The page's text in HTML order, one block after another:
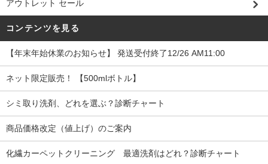
アウトレット セール
コンテンツを見る
【年末年始休業のお知らせ】 発送受付終了12/26 AM11:00
ネット限定販売！ 【500mlボトル】
シミ取り洗剤、どれを選ぶ？診断チャート
商品価格改定（値上げ）のご案内
化繊カーペットクリーニング 最適洗剤はどれ？診断チャート